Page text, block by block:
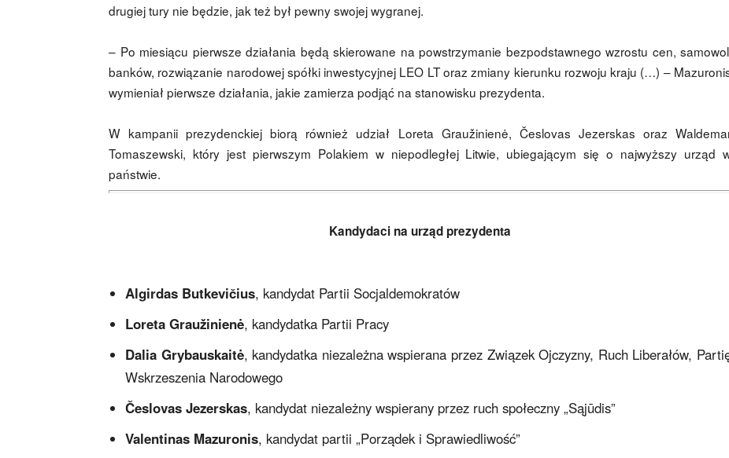
drugiej tury nie będzie, jak też był pewny swojej wygranej.
– Po miesiącu pierwsze działania będą skierowane na powstrzymanie bezpodstawnego wzrostu cen,
banków, rozwiązanie narodowej spółki inwestycyjnej LEO LT oraz zmiany kierunku rozwoju kraju (…) –
wymieniał pierwsze działania, jakie zamierza podjąć na stanowisku prezydenta.
W kampanii prezydenckiej biorą również udział Loreta Graužinienė, Česlovas Jezerskas oraz
Tomaszewski, który jest pierwszym Polakiem w niepodległej Litwie, ubiegającym się o najwyższy urząd
państwie.
Kandydaci na urząd prezydenta
Algirdas Butkevičius, kandydat Partii Socjaldemokratów
Loreta Graužinienė, kandydatka Partii Pracy
Dalia Grybauskaitė, kandydatka niezależna wspierana przez Związek Ojczyzny, Ruch Liberałów,
Wskrzeszenia Narodowego
Česlovas Jezerskas, kandydat niezależny wspierany przez ruch społeczny „Sąjūdis”
Valentinas Mazuronis, kandydat partii „Porządek i Sprawiedliwość”